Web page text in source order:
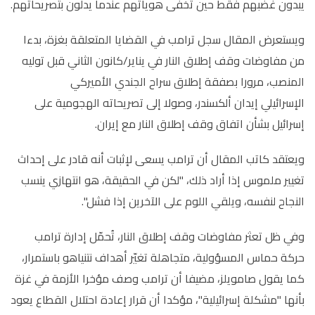
ويستعرض المقال سجل ترامب في القضايا المتعلقة بغزة، بدءا
من مفاوضات وقف إطلاق النار في يناير/كانون الثاني قبل توليه
المنصب، مرورا بصفقة إطلاق سراح الجندي الأميركي
الإسرائيلي إيدان ألكسندر، وصولا إلى تصريحاته الهجومية على
إسرائيل بشأن اتفاق وقف إطلاق النار مع إيران.
ويعتقد كاتب المقال أن ترامب يسعى لإثبات أنه قادر على إحداث
تغيير ملموس إذا أراد ذلك، "لكن في الحقيقة، هو انتهازي ينسب
النجاح لنفسه، ويلقي اللوم على الآخرين إذا فشل".
وفي ظل تعثر مفاوضات وقف إطلاق النار، تُحمّل إدارة ترامب
حركة حماس المسؤولية، متجاهلة تغيّر أهداف نتنياهو باستمرار،
كما يقول صامويلز، مضيفا أن ترامب وصف مؤخرا الأزمة في غزة
بأنها "مشكلة إسرائيلية"، مؤكدا أن قرار إعادة احتلال القطاع يعود